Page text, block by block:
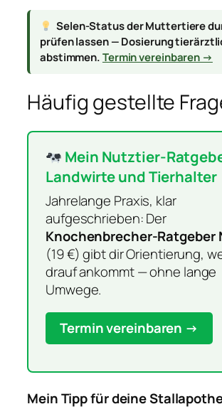
Selen-Status der Muttertiere
prüfen lassen — Dosierung
abstimmen.Termin vereinbaren →
Häufig gestellte
Mein Nutztier-
Landwirte und Tierhalter
Jahrelange Praxis, klar
aufgeschrieben: Der
Knochenbrecher-Ratgeber
(19 €) gibt dir Orientierung,
drauf ankommt — ohne lange
Umwege.
Termin vereinbaren →
Mein Tipp für deine